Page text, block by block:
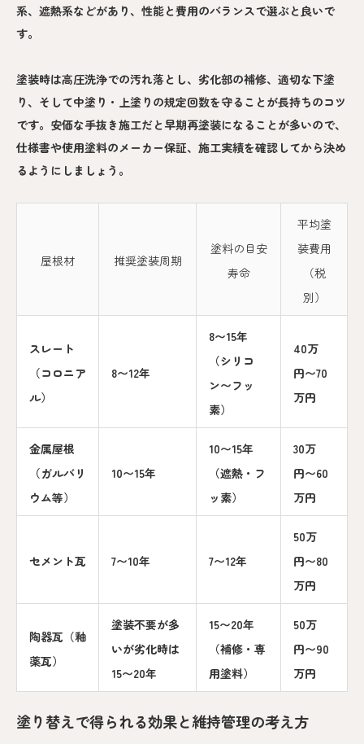
系、遮熱系などがあり、性能と費用のバランスで選ぶと良いで
す。
塗装時は高圧洗浄での汚れ落とし、劣化部の補修、適切な下塗
り、そして中塗り・上塗りの規定回数を守ることが長持ちのコツ
です。安価な手抜き施工だと早期再塗装になることが多いので、
仕様書や使用塗料のメーカー保証、施工実績を確認してから決め
るようにしましょう。
屋根材 推奨塗装周期
塗料の目安
寿命
平均塗
装費用
（税
別）
スレート
（コロニア
ル）
8〜12年
8〜15年
（シリコ
ン〜フッ
素）
40万
円〜70
万円
金属屋根
（ガルバリ
ウム等）
10〜15年
10〜15年
（遮熱・フ
ッ素）
30万
円〜60
万円
セメント瓦 7〜10年 7〜12年
50万
円〜80
万円
陶器瓦（釉
薬瓦）
塗装不要が多
いが劣化時は
15〜20年
15〜20年
（補修・専
用塗料）
50万
円〜90
万円
塗り替えで得られる効果と維持管理の考え方